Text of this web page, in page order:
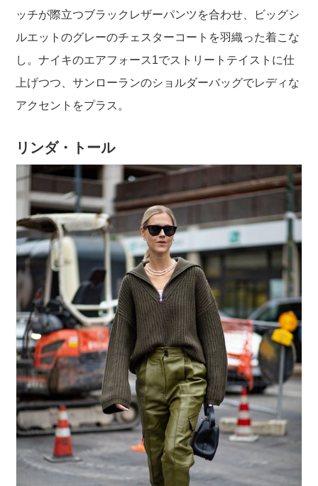
ッチが際立つブラックレザーパンツを合わせ、ビッグシ
ルエットのグレーのチェスターコートを羽織った着こな
し。ナイキのエアフォース1でストリートテイストに仕
上げつつ、サンローランのショルダーバッグでレディな
アクセントをプラス。
リンダ・トール